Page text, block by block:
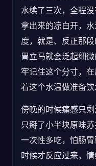
水续了三次，全程
拿出来的凉白开，
度，就是、反正那
胃立马就会泛起细
牢记住这个分寸，
着这个水温做准备饮
傍晚的时候痛感只剩
只掰了小半块原味
一次性多吃，怕肠
时候才反应过来，